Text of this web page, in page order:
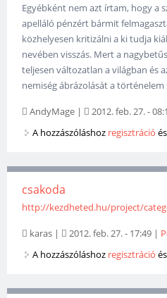
Egyébként nem azt írtam, hogy a
apelláló pénzért bármit
közhelyesen kritizálni a ki tudja
nevében visszás. Mert a
teljesen változatlan a világban és
nemiség ábrázolását a történelem
AndyMage | 2012. feb. 27. -
A hozzászóláshoz regisztráció és
csakoda
http://kezdheted.hu/project/
karas | 2012. feb. 27. - 17:49 |
A hozzászóláshoz regisztráció és